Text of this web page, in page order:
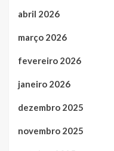
abril 2026
março 2026
fevereiro 2026
janeiro 2026
dezembro 2025
novembro 2025